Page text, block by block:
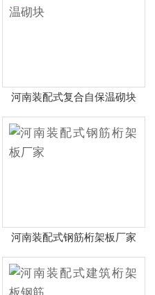
河南装配式复合自保温砌块
河南装配式钢筋桁架板厂家